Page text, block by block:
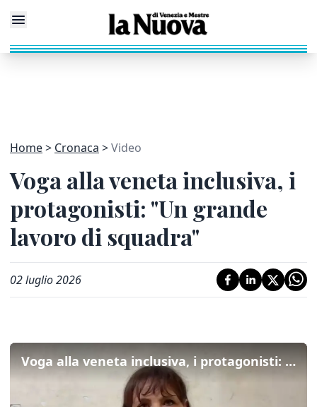
Home Cronaca Video
Voga alla veneta inclusiva, i
protagonisti: "Un grande
lavoro di squadra"
02 luglio 2026
Voga alla veneta inclusiva, i protagonisti: "Un grande lavoro di squadra"